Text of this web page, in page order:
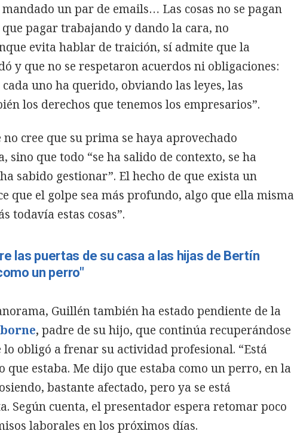
un par de emails… Las cosas no se pagan
pagar trabajando y dando la cara, no
evita hablar de traición, sí admite que la
y que no se respetaron acuerdos ni obligaciones:
cada uno ha querido, obviando las leyes, las
los derechos que tenemos los empresarios”.
cree que su prima se haya aprovechado
sino que todo “se ha salido de contexto, se ha
sabido gestionar”. El hecho de que exista un
que el golpe sea más profundo, algo que ella misma
todavía estas cosas”.
las puertas de su casa a las hijas de Bertín
un perro"
Guillén también ha estado pendiente de la
, padre de su hijo, que continúa recuperándose
lo obligó a frenar su actividad profesional. “Está
que estaba. Me dijo que estaba como un perro, en la
bastante afectado, pero ya se está
Según cuenta, el presentador espera retomar poco
laborales en los próximos días.